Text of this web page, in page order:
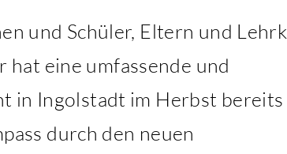
und Schüler, Eltern und
eine umfassende und
Ingolstadt im Herbst bereits
durch den neuen